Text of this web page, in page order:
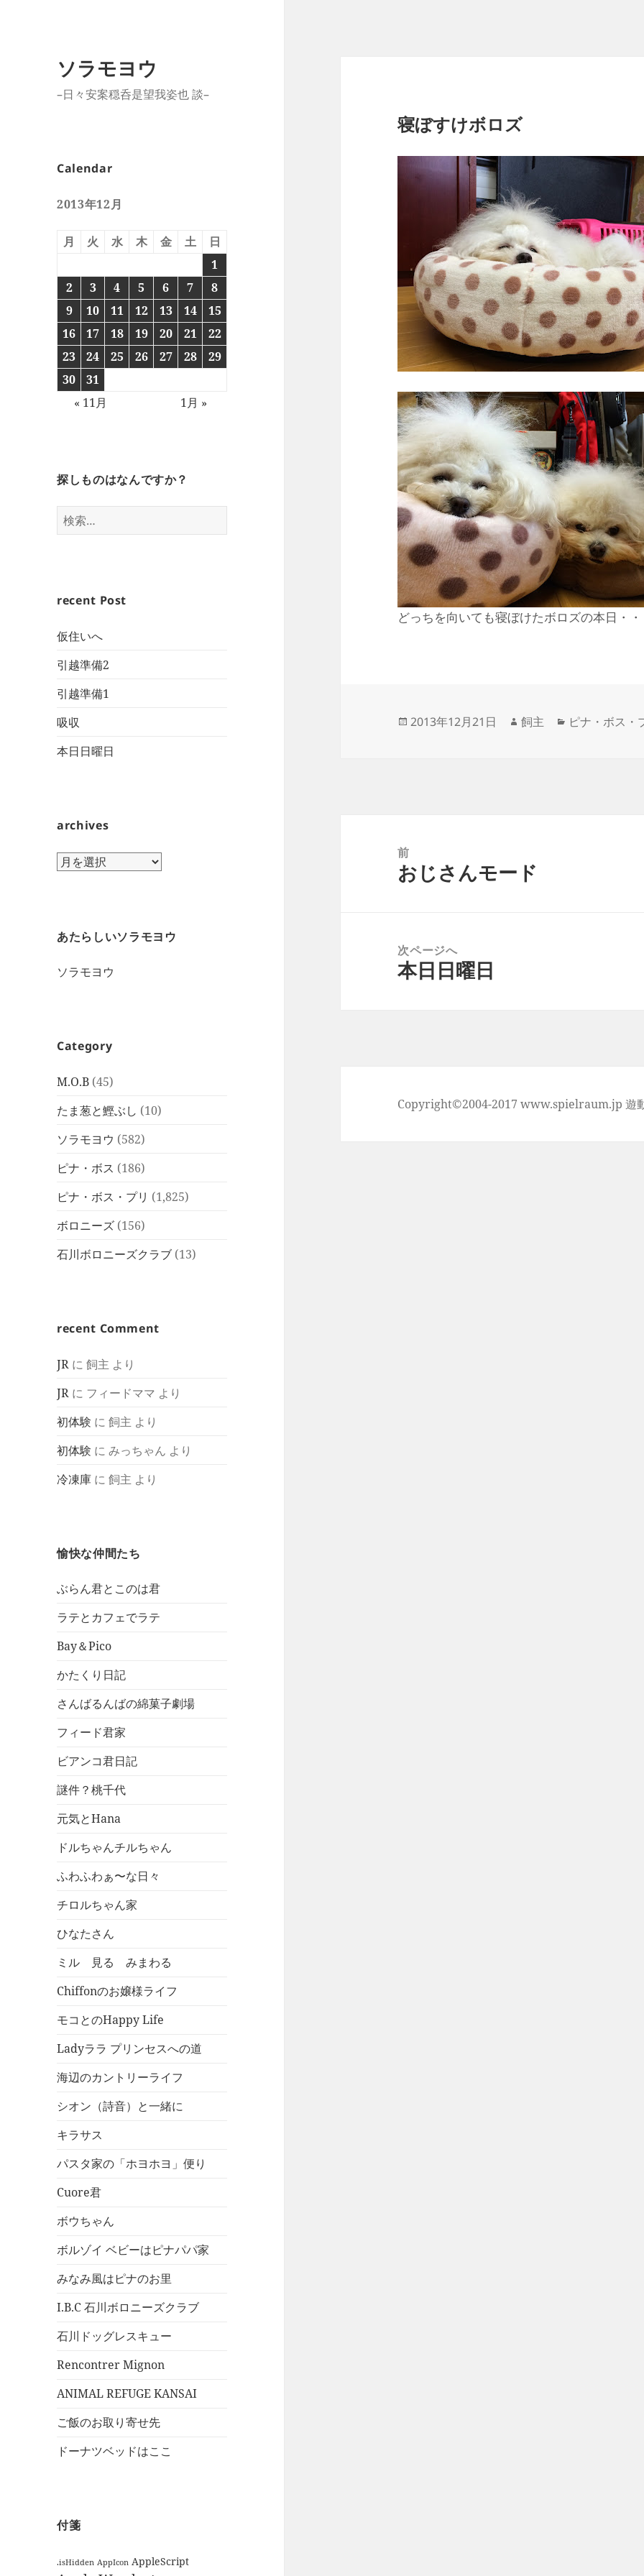
ソラモヨウ
–日々安案穏呑是望我姿也 談–
Calendar
2013年12月
月 火 水 木 金 土
日
1
2
3 4 5 6 7
8
9
10 11 12 13 14
15
16
17 18 19 20 21
22
23
24 25 26 27 28
29
30
31
« 11月
1月 »
探しものはなんですか？
検
索:
recent Post
仮住いへ
引越準備2
引越準備1
吸収
本日日曜日
archives
archives
あたらしいソラモヨウ
ソラモヨウ
Category
M.O.B (45)
たま葱と鰹ぶし (10)
ソラモヨウ (582)
ピナ・ボス (186)
ピナ・ボス・プリ (1,825)
ボロニーズ (156)
石川ボロニーズクラブ (13)
recent Comment
JR に飼主 より
JR に フィードママ より
初体験 に飼主 より
初体験 にみっちゃん より
冷凍庫 に飼主 より
愉快な仲間たち
ぶらん君とこのは君
ラテとカフェでラテ
Bay＆Pico
かたくり日記
さんばるんばの綿菓子劇場
フィード君家
ビアンコ君日記
謎件？桃千代
元気とHana
ドルちゃんチルちゃん
ふわふわぁ〜な日々
チロルちゃん家
ひなたさん
ミル 見る みまわる
Chiffonのお嬢様ライフ
モコとのHappy Life
Ladyララ プリンセスへの道
海辺のカントリーライフ
シオン（詩音）と一緒に
キラサス
パスタ家の「ホヨホヨ」便り
Cuore君
ボウちゃん
ボルゾイ ベビーはピナパパ家
みなみ風はピナのお里
I.B.C 石川ボロニーズクラブ
石川ドッグレスキュー
Rencontrer Mignon
ANIMAL REFUGE KANSAI
ご飯のお取り寄せ先
ドーナツベッドはここ
付箋
.isHidden AppIcon AppleScript
寝ぼすけボロズ
どっちを向いても寝ぼけたボロズの本日・
投
2013年12月21日
作
飼主
カ
ピナ・ボス・
前
前
おじさんモード
次ページへ
次
本日日曜日
Copyright©2004-2017 www.spielraum.jp 遊